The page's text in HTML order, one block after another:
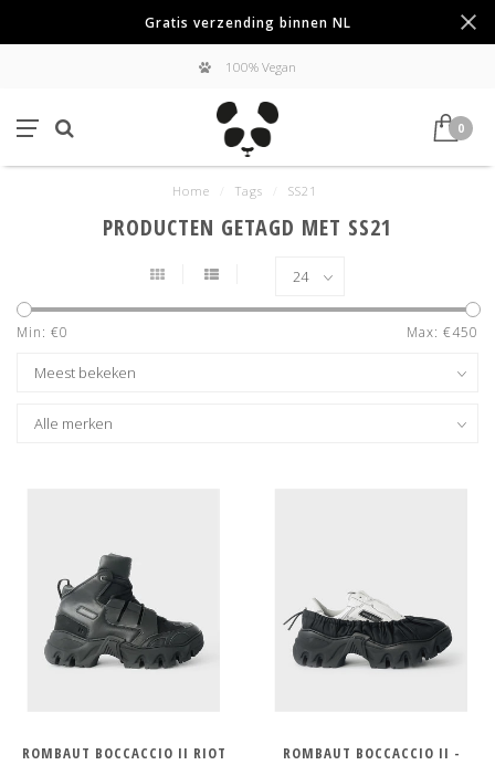
Gratis verzending binnen NL
100% Vegan
0
Home Tags SS21
PRODUCTEN GETAGD MET SS21
Min: €0 Max: €450
ROMBAUT BOCCACCIO II RIOT
ROMBAUT BOCCACCIO II -